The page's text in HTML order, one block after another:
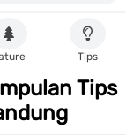
Tips
Tips